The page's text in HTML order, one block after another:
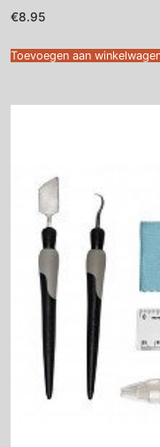
€8.95
Toevoegen aan